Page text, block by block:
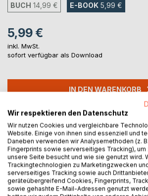
BUCH 14,99 € E-BOOK 5,99 €
5,99 €
inkl. MwSt.
sofort verfügbar als Download
IN DEN WARENKORB
Auf die Merkliste
Titel bewerten
Wir respektieren den Datenschutz
Wir nutzen Cookies und vergleichbare
Website. Einige von ihnen sind essenziell und
Daneben verwenden wir Analysemethoden (z.
Fingerprints sowie serverseitiges Tracking),
unsere Seite besucht und wie sie genutzt wird.
Trackingtechnologien zu Marketingzwecken
serverseitiges Tracking sowie auch
geräteübergreifend Cookies, Fingerprints,
sowie gehashte E-Mail-Adressen genutzt